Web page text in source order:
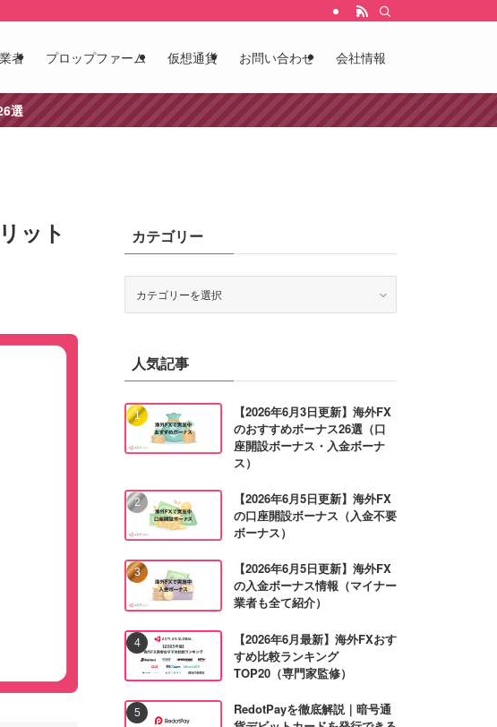
者 プロップファーム 仮想通貨 お問い合わせ 会社情報
選
ット
カテゴリー
ゴ
人気記事
【2026年6月3日更新】海外FX
のおすすめボーナス26選（口
座開設ボーナス・入金ボーナ
ス）
【2026年6月5日更新】海外FX
の口座開設ボーナス（入金不要
ボーナス）
【2026年6月5日更新】海外FX
の入金ボーナス情報（マイナー
業者も全て紹介）
【2026年6月最新】海外FXおす
すめ比較ランキング
TOP20（専門家監修）
RedotPayを徹底解説｜暗号通